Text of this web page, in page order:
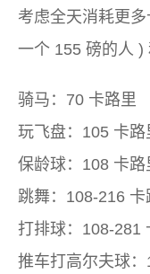
考虑全天消耗更
一个 155 磅的人 )
骑马：70 卡路里
玩飞盘：105 卡路
保龄球：108 卡路
跳舞：108-216 卡
打排球：108-281
推车打高尔夫球：